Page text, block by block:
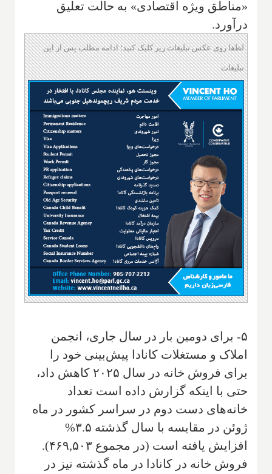
«مناطق ویژه اقتصادی» به حالت تعلیق
درآورد.
لطفا روی عکس تبلیغات زیر کلیک کنید؛ ادامه مطلب پس از این
تبلیغات
۵- برای دومین بار در سال جاری، انجمن
املاک و مستغلات کانادا پیش‌بینی خود را
برای فروش خانه در سال ۲۰۲۵ کاهش داد،
حتی با اینکه گزارش داده است تعداد
خانه‌های دست دوم در سراسر کشور در ماه
ژوئن در مقایسه با سال گذشته ۳.۵%
افزایش یافته است (در مجموع ۴۶۹,۵۰۳).
فروش خانه در کانادا در ماه گذشته نیز در